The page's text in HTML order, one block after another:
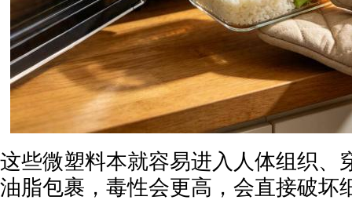
这些微塑料本就容易进入人体组织、
油脂包裹，毒性会更高，会直接破坏